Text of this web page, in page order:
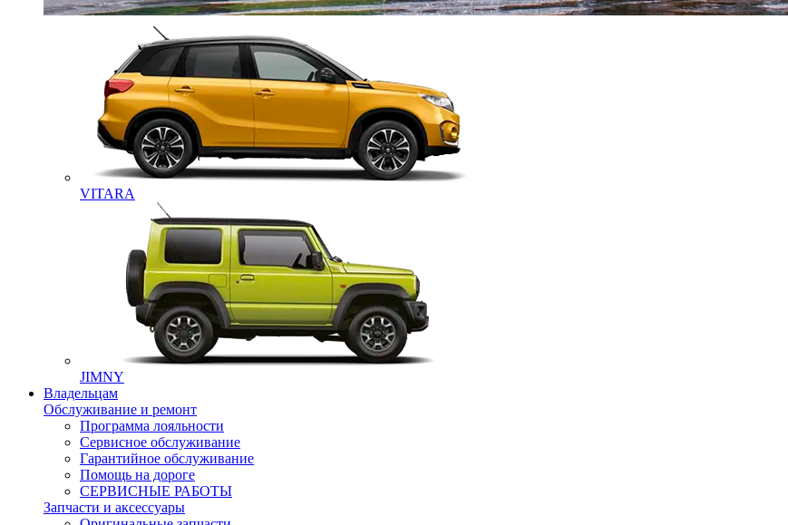
VITARA
JIMNY
Владельцам
Обслуживание и ремонт
Программа лояльности
Сервисное обслуживание
Гарантийное обслуживание
Помощь на дороге
СЕРВИСНЫЕ РАБОТЫ
Запчасти и аксессуары